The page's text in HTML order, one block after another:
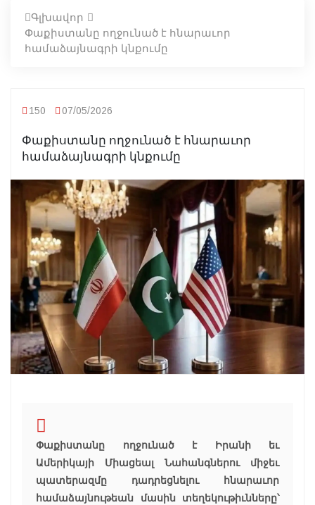
Գլխավոր
Փաքիստանը ողջունած է հնարաւոր
համաձայնագրի կնքումը
150 07/05/2026
Փաքիստանը ողջունած է հնարաւոր
համաձայնագրի կնքումը
Փաքիստանը ողջունած է Իրանի եւ
Ամերիկայի Միացեալ Նահանգներու միջեւ
պատերազմը դադրեցնելու հնարաւոր
համաձայնութեան մասին տեղեկութիւնները՝